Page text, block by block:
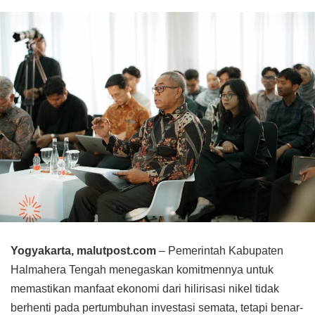
Yogyakarta, malutpost.com – Pemerintah Kabupaten
Halmahera Tengah menegaskan komitmennya untuk
memastikan manfaat ekonomi dari hilirisasi nikel tidak
berhenti pada pertumbuhan investasi semata, tetapi benar-